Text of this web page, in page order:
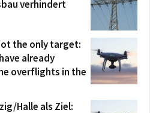
verhindert
the only target:
already
overflights in the
Halle als Ziel: